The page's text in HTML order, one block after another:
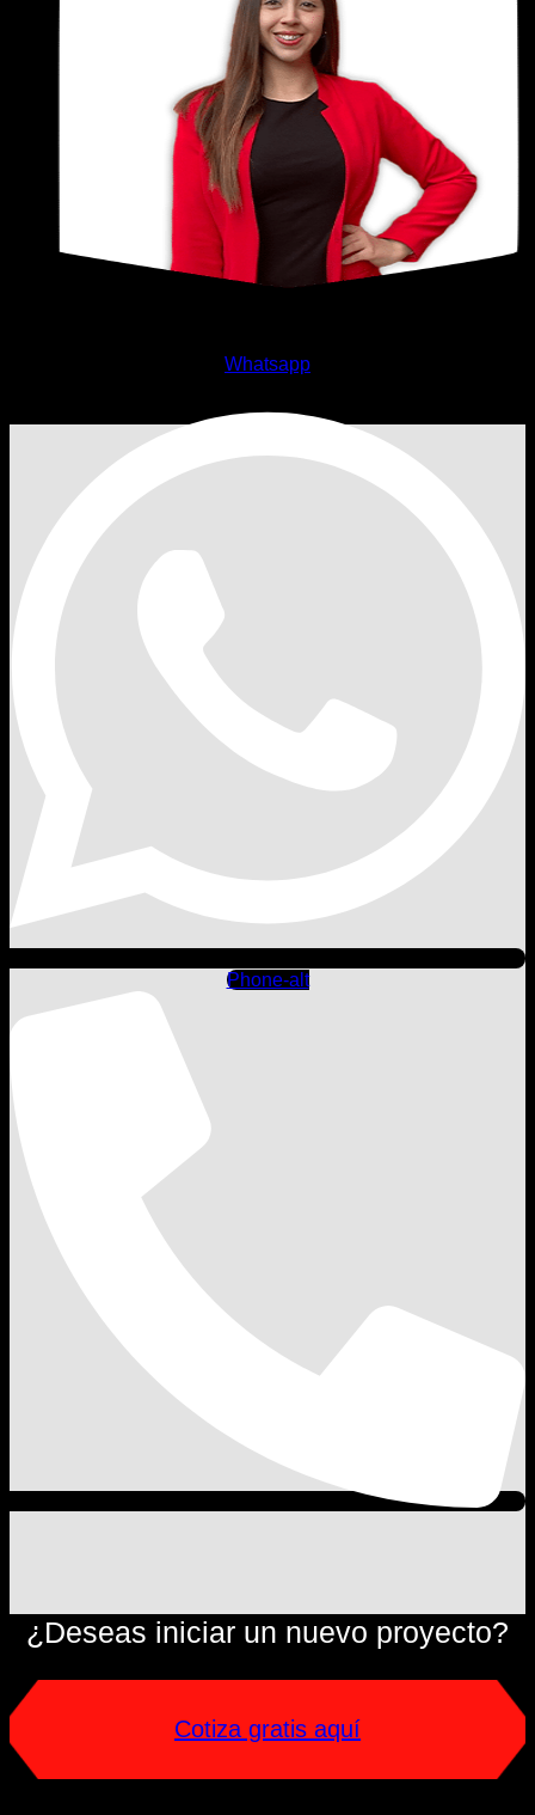
Whatsapp
Phone-alt
¿Deseas iniciar un nuevo proyecto?
Cotiza gratis aquí